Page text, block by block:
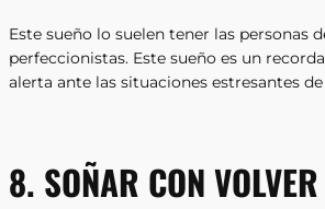
Este sueño lo suelen tener las personas
perfeccionistas. Este sueño es un
alerta ante las situaciones estresantes
8. SOÑAR CON